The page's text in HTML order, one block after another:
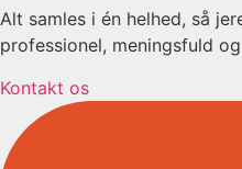
Alt samles i én helhed, så
professionel, meningsfuld
Kontakt os